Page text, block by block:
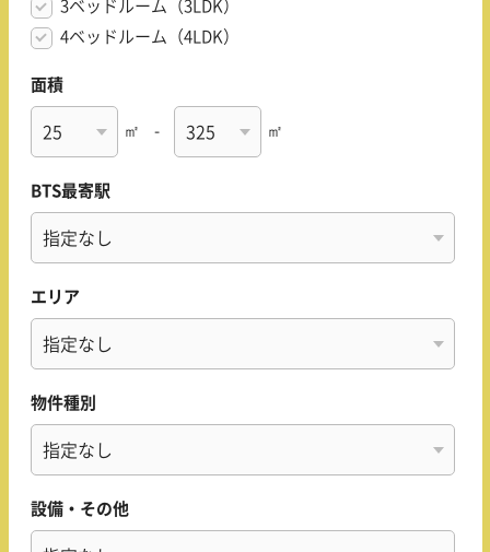
3ベッドルーム（3LDK）
4ベッドルーム（4LDK）
面積
㎡ - ㎡
BTS最寄駅
エリア
物件種別
設備・その他